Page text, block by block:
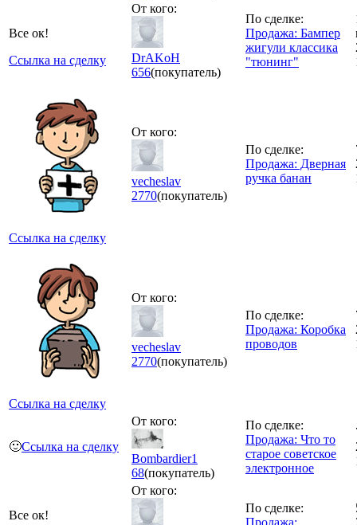
Все ок!
Ссылка на сделку
От кого:
DrAKoH
656(покупатель)
По сделке:
Продажа: Бампер
жигули классика
"тюнинг"
Ссылка на сделку
От кого:
vecheslav
2770(покупатель)
По сделке:
Продажа: Дверная
ручка банан
Ссылка на сделку
От кого:
vecheslav
2770(покупатель)
По сделке:
Продажа: Коробка
проводов
🙂Ссылка на сделку
От кого:
Bombardier1
68(покупатель)
По сделке:
Продажа: Что то
старое советское
электронное
Все ок!
От кого:
По сделке:
Продажа: